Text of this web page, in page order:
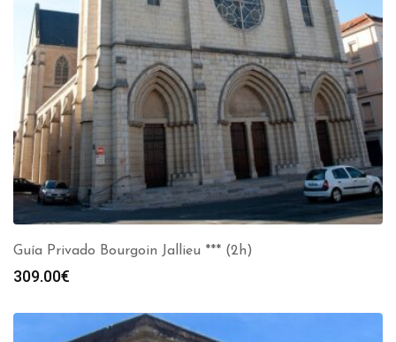
Guía Privado Bourgoin Jallieu *** (2h)
309.00€